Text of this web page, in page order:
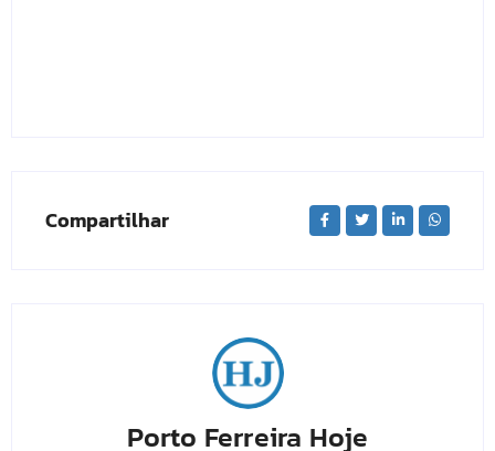
Compartilhar
Porto Ferreira Hoje